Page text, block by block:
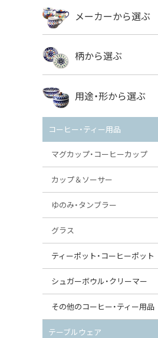
メーカーから選ぶ
ボレス
VENA
ミレナ
柄から選ぶ
ボレス
用途・形から選ぶ
コーヒー・ティー用品
マグカップ・コーヒーカップ
カップ＆ソーサー
ゆのみ・タンブラー
グラス
ティーポット・コーヒーポット
ティーポット
コーヒーポット
シュガーボウル・クリーマー
シュガーボウル
クリーマー
その他のコーヒー・ティー用品
ポットウォーマー
テーブルウェア